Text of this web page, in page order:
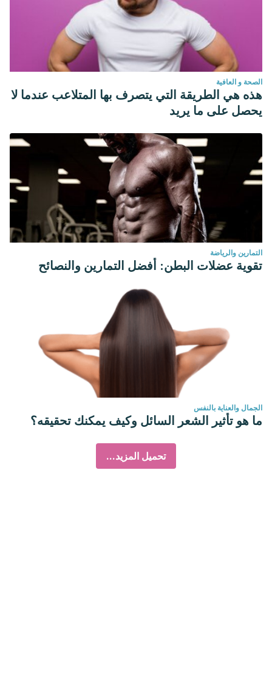
الصحة و العافية
هذه هي الطريقة التي يتصرف بها المتلاعب عندما لا
يحصل على ما يريد
التمارين والرياضة
تقوية عضلات البطن: أفضل التمارين والنصائح
الجمال والعناية بالنفس
ما هو تأثير الشعر السائل وكيف يمكنك تحقيقه؟
تحميل المزيد...